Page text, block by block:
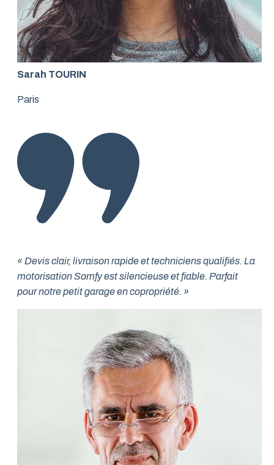
Sarah TOURIN
Paris
« Devis clair, livraison rapide et techniciens qualifiés. La
motorisation Somfy est silencieuse et fiable. Parfait
pour notre petit garage en copropriété. »